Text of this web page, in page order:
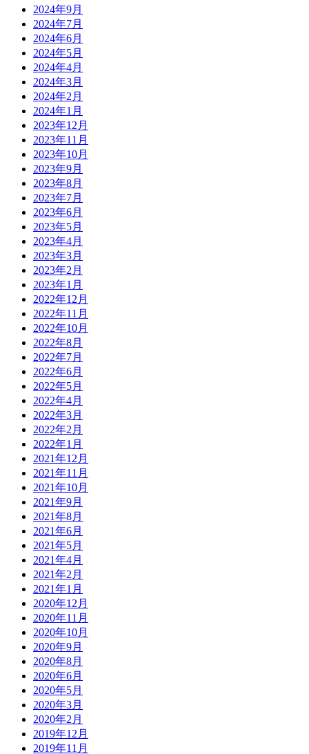
2024年9月
2024年7月
2024年6月
2024年5月
2024年4月
2024年3月
2024年2月
2024年1月
2023年12月
2023年11月
2023年10月
2023年9月
2023年8月
2023年7月
2023年6月
2023年5月
2023年4月
2023年3月
2023年2月
2023年1月
2022年12月
2022年11月
2022年10月
2022年8月
2022年7月
2022年6月
2022年5月
2022年4月
2022年3月
2022年2月
2022年1月
2021年12月
2021年11月
2021年10月
2021年9月
2021年8月
2021年6月
2021年5月
2021年4月
2021年2月
2021年1月
2020年12月
2020年11月
2020年10月
2020年9月
2020年8月
2020年6月
2020年5月
2020年3月
2020年2月
2019年12月
2019年11月